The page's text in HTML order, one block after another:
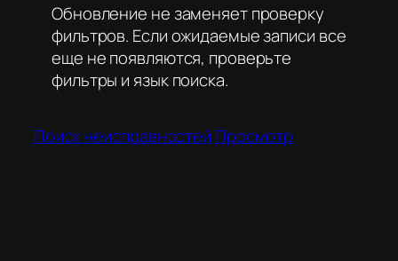
Обновление не заменяет проверку
фильтров. Если ожидаемые записи все
еще не появляются, проверьте
фильтры и язык поиска.
Поиск неисправностей Просмотр